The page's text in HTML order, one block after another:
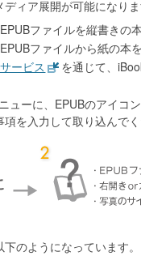
ィア展開が可能になりま
ファイルを縦書きの
ファイルから紙の本
ービス
を通じて、
ューに、EPUBのアイコ
を入力して取り込んでく
のようになっています。